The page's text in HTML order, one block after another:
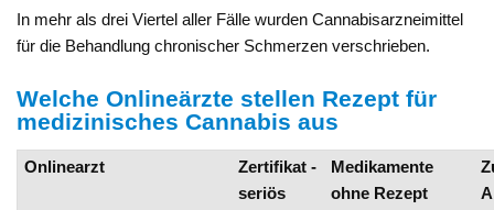
In mehr als drei Viertel aller Fälle wurden Cannabisarzneimittel
für die Behandlung chronischer Schmerzen verschrieben.
Welche Onlineärzte stellen Rezept für
medizinisches Cannabis aus
Onlinearzt
Zertifikat -
seriös
Medikamente
ohne Rezept